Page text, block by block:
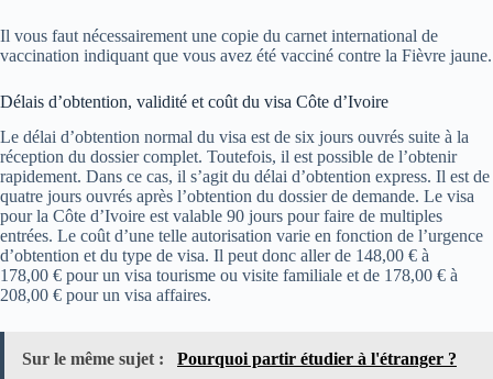
Il vous faut nécessairement une copie du carnet international de
vaccination indiquant que vous avez été vacciné contre la Fièvre jaune.
Délais d’obtention, validité et coût du visa Côte d’Ivoire
Le délai d’obtention normal du visa est de six jours ouvrés suite à la
réception du dossier complet. Toutefois, il est possible de l’obtenir
rapidement. Dans ce cas, il s’agit du délai d’obtention express. Il est de
quatre jours ouvrés après l’obtention du dossier de demande. Le visa
pour la Côte d’Ivoire est valable 90 jours pour faire de multiples
entrées. Le coût d’une telle autorisation varie en fonction de l’urgence
d’obtention et du type de visa. Il peut donc aller de 148,00 € à
178,00 € pour un visa tourisme ou visite familiale et de 178,00 € à
208,00 € pour un visa affaires.
Sur le même sujet : Pourquoi partir étudier à l'étranger ?